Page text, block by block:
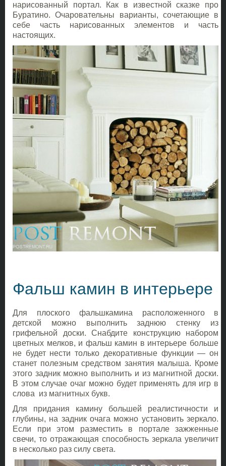
нарисованный портал. Как в известной сказке про
Буратино. Очаровательны варианты, сочетающие в
себе часть нарисованных элементов и часть
настоящих.
Фальш камин в интерьере
Для плоского фальшкамина расположенного в
детской можно выполнить заднюю стенку из
грифельной доски. Снабдите конструкцию набором
цветных мелков, и фальш камин в интерьере больше
не будет нести только декоративные функции — он
станет полезным средством занятия малыша. Кроме
этого задник можно выполнить и из магнитной доски.
В этом случае очаг можно будет применять для игр в
слова из магнитных букв.
Для придания камину большей реалистичности и
глубины, на задник очага можно установить зеркало.
Если при этом разместить в портале зажженные
свечи, то отражающая способность зеркала увеличит
в несколько раз силу света.